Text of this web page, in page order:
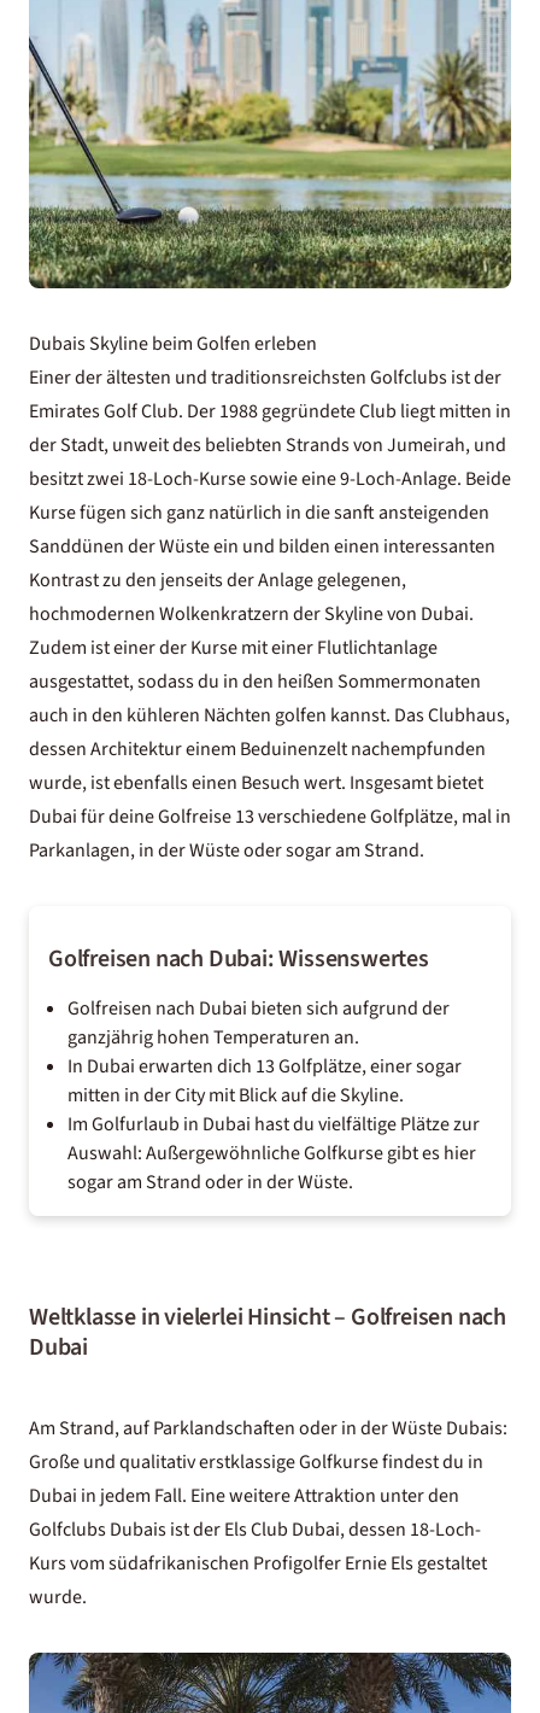
Dubais Skyline beim Golfen erleben
Einer der ältesten und traditionsreichsten Golfclubs ist der
Emirates Golf Club. Der 1988 gegründete Club liegt mitten in
der Stadt, unweit des beliebten Strands von Jumeirah, und
besitzt zwei 18-Loch-Kurse sowie eine 9-Loch-Anlage. Beide
Kurse fügen sich ganz natürlich in die sanft ansteigenden
Sanddünen der Wüste ein und bilden einen interessanten
Kontrast zu den jenseits der Anlage gelegenen,
hochmodernen Wolkenkratzern der Skyline von Dubai.
Zudem ist einer der Kurse mit einer Flutlichtanlage
ausgestattet, sodass du in den heißen Sommermonaten
auch in den kühleren Nächten golfen kannst. Das Clubhaus,
dessen Architektur einem Beduinenzelt nachempfunden
wurde, ist ebenfalls einen Besuch wert. Insgesamt bietet
Dubai für deine Golfreise 13 verschiedene Golfplätze, mal in
Parkanlagen, in der Wüste oder sogar am Strand.
Golfreisen nach Dubai: Wissenswertes
Golfreisen nach Dubai bieten sich aufgrund der
ganzjährig hohen Temperaturen an.
In Dubai erwarten dich 13 Golfplätze, einer sogar
mitten in der City mit Blick auf die Skyline.
Im Golfurlaub in Dubai hast du vielfältige Plätze zur
Auswahl: Außergewöhnliche Golfkurse gibt es hier
sogar am Strand oder in der Wüste.
Weltklasse in vielerlei Hinsicht – Golfreisen nach
Dubai
Am Strand, auf Parklandschaften oder in der Wüste Dubais:
Große und qualitativ erstklassige Golfkurse findest du in
Dubai in jedem Fall. Eine weitere Attraktion unter den
Golfclubs Dubais ist der Els Club Dubai, dessen 18-Loch-
Kurs vom südafrikanischen Profigolfer Ernie Els gestaltet
wurde.